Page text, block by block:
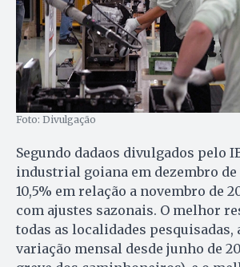
Foto: Divulgação
Segundo dadaos divulgados pelo
industrial goiana em dezembro de
10,5% em relação a novembro de
com ajustes sazonais. O melhor
todas as localidades pesquisadas,
variação mensal desde junho de